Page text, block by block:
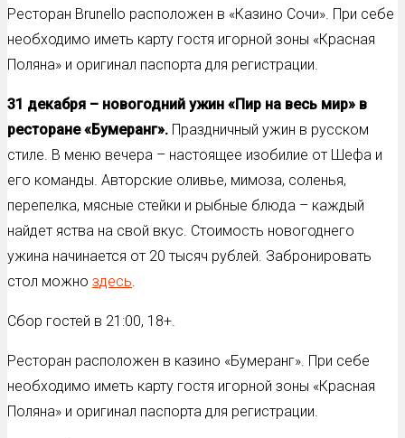
Ресторан Brunello расположен в «Казино Сочи». При себе
необходимо иметь карту гостя игорной зоны «Красная
Поляна» и оригинал паспорта для регистрации.
31 декабря – новогодний ужин «Пир на весь мир» в
ресторане «Бумеранг». Праздничный ужин в русском
стиле. В меню вечера – настоящее изобилие от Шефа и
его команды. Авторские оливье, мимоза, соленья,
перепелка, мясные стейки и рыбные блюда – каждый
найдет яства на свой вкус. Стоимость новогоднего
ужина начинается от 20 тысяч рублей. Забронировать
стол можно здесь
Сбор гостей в 21:00, 18+.
Ресторан расположен в казино «Бумеранг». При себе
необходимо иметь карту гостя игорной зоны «Красная
Поляна» и оригинал паспорта для регистрации.